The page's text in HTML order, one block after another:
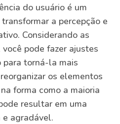
do usuário é um
a percepção e
Considerando as
pode fazer ajustes
para torná-la mais
os elementos
forma como a maioria
resultar em uma
e agradável.